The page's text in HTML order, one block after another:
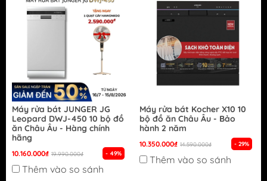
Máy rửa bát JUNGER JG
Leopard DWJ-450 10 bộ đồ
ăn Châu Âu - Hàng chính
hãng
10.160.000₫ 19.990.000₫ - 49%
Thêm vào so sánh
Máy rửa bát Kocher X10 10
bộ đồ ăn Châu Âu - Bảo
hành 2 năm
10.350.000₫ 14.590.000₫ - 29%
Thêm vào so sánh